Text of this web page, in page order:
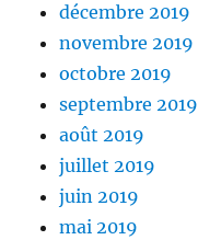
décembre 2019
novembre 2019
octobre 2019
septembre 2019
août 2019
juillet 2019
juin 2019
mai 2019